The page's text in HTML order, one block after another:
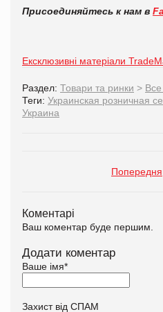
Присоединяйтесь к нам в
Ексклюзивні матеріали
Раздел: Товари та ринки >
Теги: Украинская розничная
Украина
Попередня
Коментарі
Ваш коментар буде першим.
Додати коментар
Ваше імя*
Захист від СПАМ